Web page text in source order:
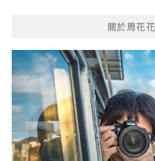
關於周花花